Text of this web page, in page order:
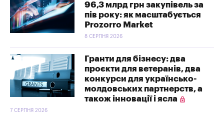
96,3 млрд грн закупівель за
пів року: як масштабується
Prozorro Market
8 СЕРПНЯ 2026
Гранти для бізнесу: два
проєкти для ветеранів, два
конкурси для українсько-
молдовських партнерств, а
також інновації і ясла
7 СЕРПНЯ 2026